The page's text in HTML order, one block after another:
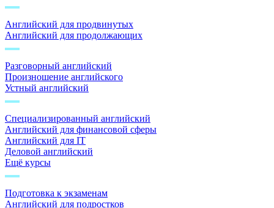
Английский для продвинутых
Английский для продолжающих
Разговорный английский
Произношение английского
Устный английский
Специализированный английский
Английский для финансовой сферы
Английский для IT
Деловой английский
Ещё курсы
Подготовка к экзаменам
Английский для подростков